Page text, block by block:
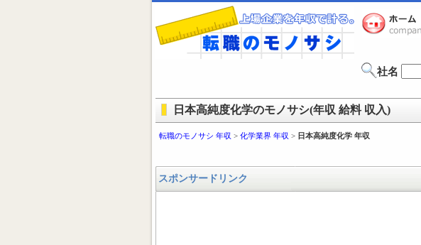
社名
日本高純度化学のモノサシ(年収 給料 収入)
転職のモノサシ 年収 > 化学業界 年収 > 日本高純度化学 年収
スポンサードリンク